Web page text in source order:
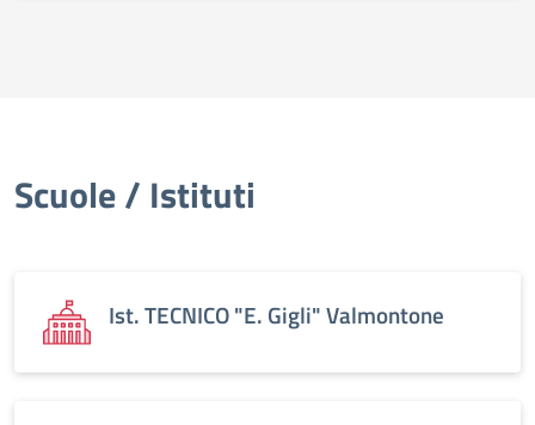
Scuole / Istituti
Ist. TECNICO "E. Gigli" Valmontone